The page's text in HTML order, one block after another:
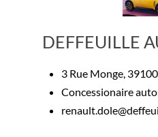
DEFFEUILLE
3 Rue Monge,
Concessionaire